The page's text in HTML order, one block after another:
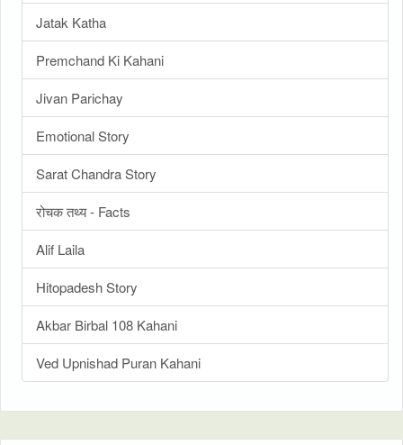
Jatak Katha
Premchand Ki Kahani
Jivan Parichay
Emotional Story
Sarat Chandra Story
रोचक तथ्य - Facts
Alif Laila
Hitopadesh Story
Akbar Birbal 108 Kahani
Ved Upnishad Puran Kahani